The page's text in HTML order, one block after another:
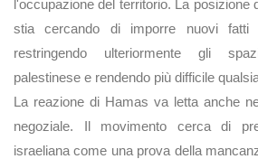
l'occupazione del territorio. La
stia cercando di imporre nuovi fatti
restringendo ulteriormente gli
palestinese e rendendo più difficile
La reazione di Hamas va letta anche
negoziale. Il movimento cerca di
israeliana come una prova della